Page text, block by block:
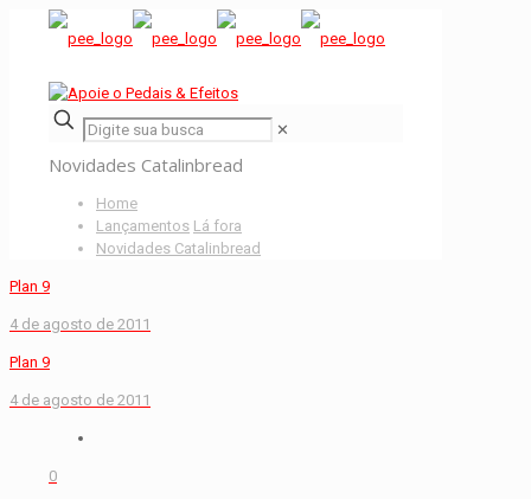
✕
Novidades Catalinbread
Home
Lançamentos Lá fora
Novidades Catalinbread
Plan 9
4 de agosto de 2011
Plan 9
4 de agosto de 2011
0